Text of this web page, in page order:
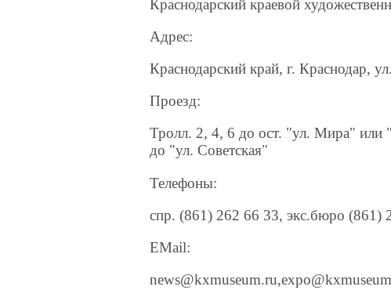
Краснодарский краевой
Адрес:
Краснодарский край, г. Краснодар,
Проезд:
Тролл. 2, 4, 6 до ост. "ул. Мира" или
до "ул. Советская"
Телефоны:
спр. (861) 262 66 33, экс.бюро (861)
EMail: